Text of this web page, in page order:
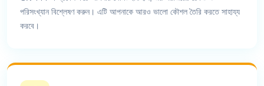
পরিসংখ্যান বিশ্লেষণ করুন। এটি আপনাকে আরও ভালো কৌশল তৈরি করতে সাহায্য
করবে।